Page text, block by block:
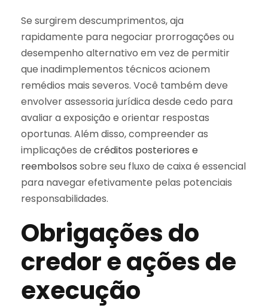
Se surgirem descumprimentos, aja
rapidamente para negociar prorrogações ou
desempenho alternativo em vez de permitir
que inadimplementos técnicos acionem
remédios mais severos. Você também deve
envolver assessoria jurídica desde cedo para
avaliar a exposição e orientar respostas
oportunas. Além disso, compreender as
implicações de créditos posteriores e
reembolsos sobre seu fluxo de caixa é essencial
para navegar efetivamente pelas potenciais
responsabilidades.
Obrigações do
credor e ações de
execução